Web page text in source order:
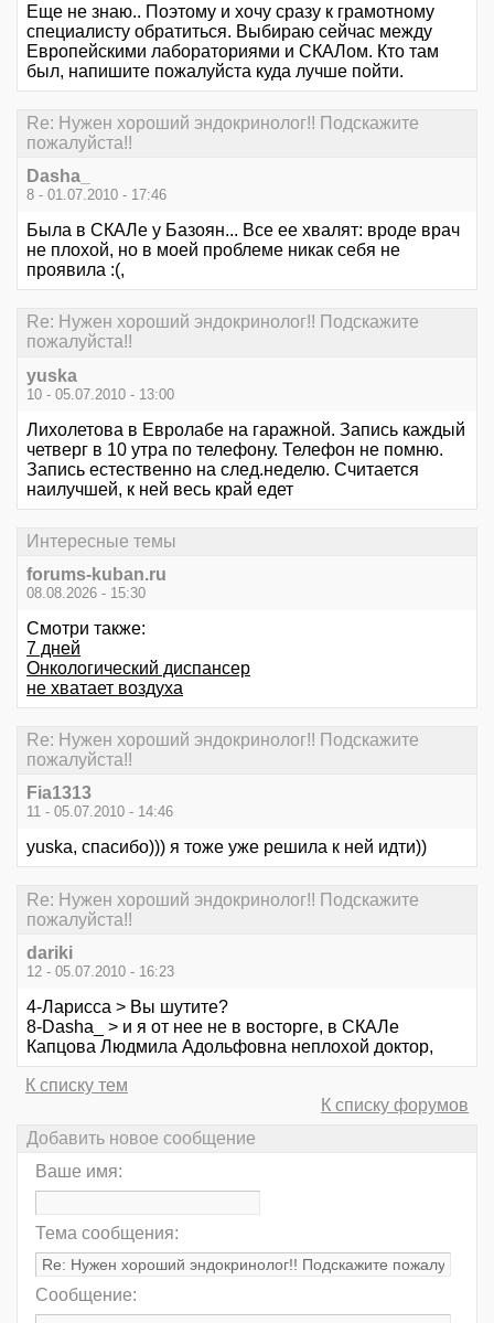
Еще не знаю.. Поэтому и хочу сразу к грамотному
специалисту обратиться. Выбираю сейчас между
Европейскими лабораториями и СКАЛом. Кто там
был, напишите пожалуйста куда лучше пойти.
Re: Нужен хороший эндокринолог!! Подскажите
пожалуйста!!
Dasha_
8 - 01.07.2010 - 17:46
Была в СКАЛе у Базоян... Все ее хвалят: вроде врач
не плохой, но в моей проблеме никак себя не
проявила :(,
Re: Нужен хороший эндокринолог!! Подскажите
пожалуйста!!
yuska
10 - 05.07.2010 - 13:00
Лихолетова в Евролабе на гаражной. Запись каждый
четверг в 10 утра по телефону. Телефон не помню.
Запись естественно на след.неделю. Считается
наилучшей, к ней весь край едет
Интересные темы
forums-kuban.ru
08.08.2026 - 15:30
Смотри также:
7 дней
Онкологический диспансер
не хватает воздуха
Re: Нужен хороший эндокринолог!! Подскажите
пожалуйста!!
Fia1313
11 - 05.07.2010 - 14:46
yuska, спасибо))) я тоже уже решила к ней идти))
Re: Нужен хороший эндокринолог!! Подскажите
пожалуйста!!
dariki
12 - 05.07.2010 - 16:23
4-Ларисса > Вы шутите?
8-Dasha_ > и я от нее не в восторге, в СКАЛе
Капцова Людмила Адольфовна неплохой доктор,
К списку тем
К списку форумов
Добавить новое сообщение
Ваше имя:
Тема сообщения:
Сообщение: